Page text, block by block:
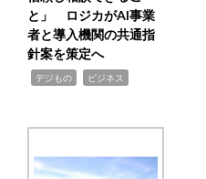
と」 ロジカがAI事業
者と導入機関の共通指
針案を策定へ
デジもの ビジネス